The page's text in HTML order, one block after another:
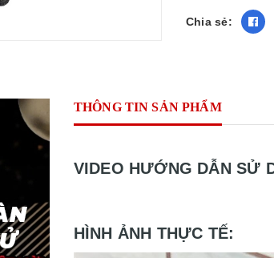
Chia sẻ:
THÔNG TIN SẢN PHẨM
VIDEO HƯỚNG DẪN SỬ
HÌNH ẢNH THỰC TẾ: